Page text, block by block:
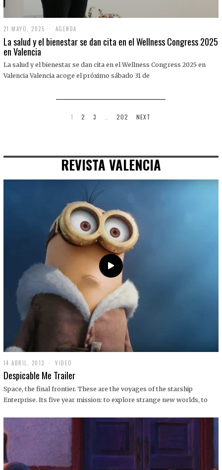
21 MAYO, 2025
1
M
O
,
AGENDA
La salud y el bienestar se dan cita en el Wellness Congress 2025
en Valencia
La salud y el bienestar se dan cita en el Wellness Congress 2025 en
Valencia Valencia acoge el próximo sábado 31 de
1 2 3 202 NEXT
REVISTA VALENCIA
14 ABRIL, 2013
9
D
C
I
1
VIDEO
Despicable Me Trailer
Space, the final frontier. These are the voyages of the starship
Enterprise. Its five year mission: to explore strange new worlds, to